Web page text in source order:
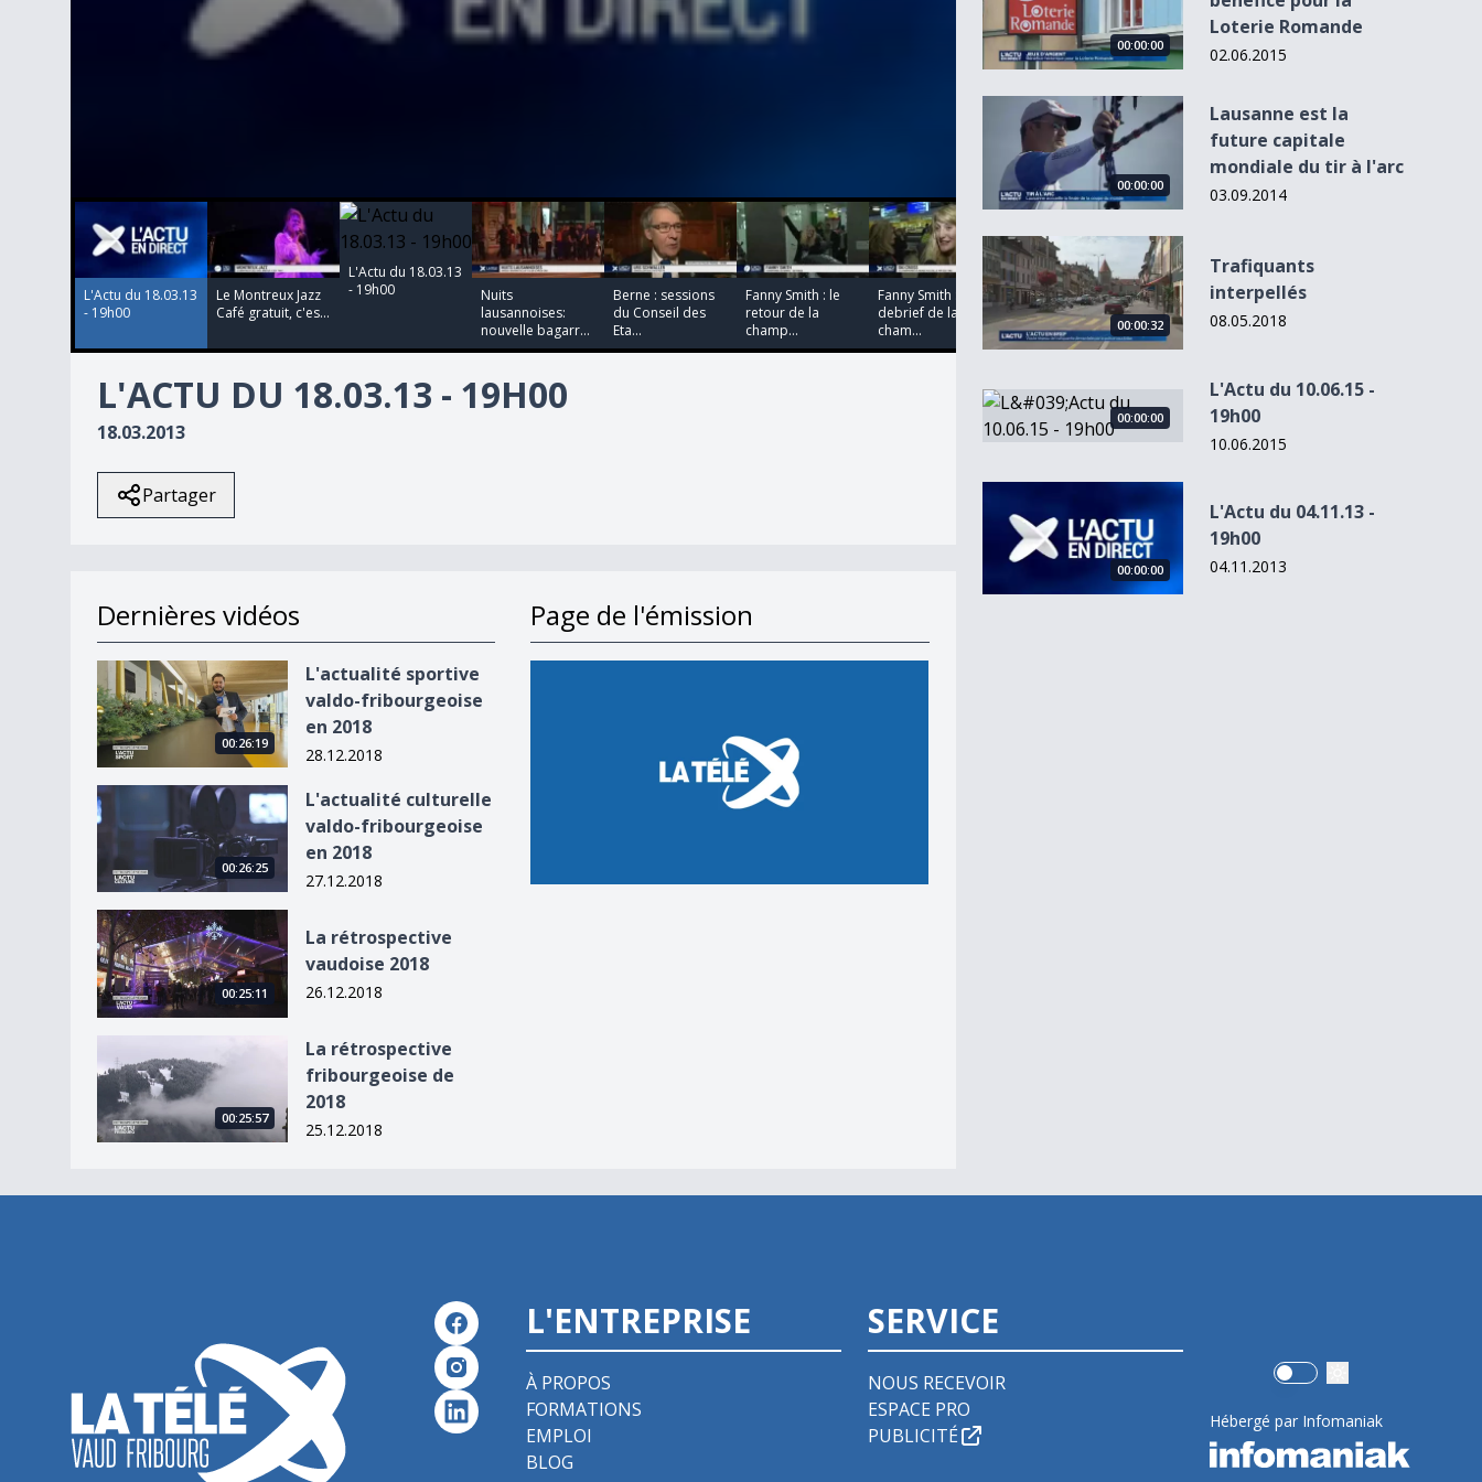
0
seconds
secondsVolume
90%
L'Actu du 18.03.13
- 19h00
Le Montreux Jazz
Café gratuit, c'es...
L'Actu du 18.03.13
- 19h00
Nuits
lausannoises:
nouvelle bagarr...
Berne : sessions
du Conseil des
Eta...
Fanny Smith : le
retour de la
champ...
Fanny Smith : le
debrief de la
cham...
Hockey sur glace :
les clubs se ren...
00:00:00
Planet Solar:
lancement d'une
nouve...
L'Actu des écrans
L'ACTU DU 18.03.13 - 19H00
18.03.2013
Partager
Dernières vidéos
L&#039;actualité sportive valdo-fribourgeoise en 2018
00:26:19
L'actualité sportive
valdo-fribourgeoise
en 2018
28.12.2018
L&#039;actualité culturelle valdo-fribourgeoise en 2018
00:26:25
L'actualité culturelle
valdo-fribourgeoise
en 2018
27.12.2018
La rétrospective vaudoise 2018
00:25:11
La rétrospective
vaudoise 2018
26.12.2018
La rétrospective fribourgeoise de 2018
00:25:57
La rétrospective
fribourgeoise de
2018
25.12.2018
Page de l'émission
00:00:00
Loterie Romande
02.06.2015
Lausanne est la future capitale mondiale du tir à l&#039;arc
00:00:00
Lausanne est la
future capitale
mondiale du tir à l'arc
03.09.2014
Trafiquants interpellés
00:00:32
Trafiquants
interpellés
08.05.2018
L&#039;Actu du 10.06.15 - 19h00
00:00:00
L'Actu du 10.06.15 -
19h00
10.06.2015
L&#039;Actu du 04.11.13 - 19h00
00:00:00
L'Actu du 04.11.13 -
19h00
04.11.2013
L'ENTREPRISE
À PROPOS
FORMATIONS
EMPLOI
BLOG
SERVICE
NOUS RECEVOIR
ESPACE PRO
PUBLICITÉ
Use setting
Hébergé par Infomaniak